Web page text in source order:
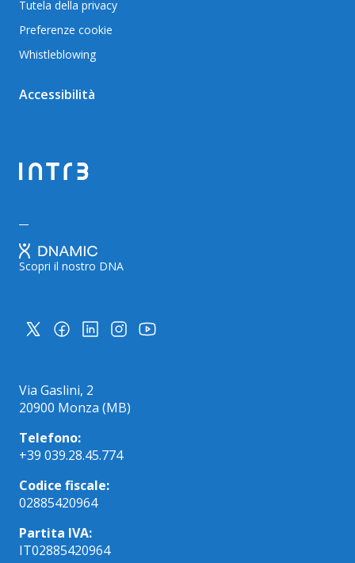
Tutela della privacy
Preferenze cookie
Whistleblowing
Accessibilità
Scopri il nostro DNA
Via Gaslini, 2
20900 Monza (MB)
Telefono:
+39 039.28.45.774
Codice fiscale:
02885420964
Partita IVA:
IT02885420964